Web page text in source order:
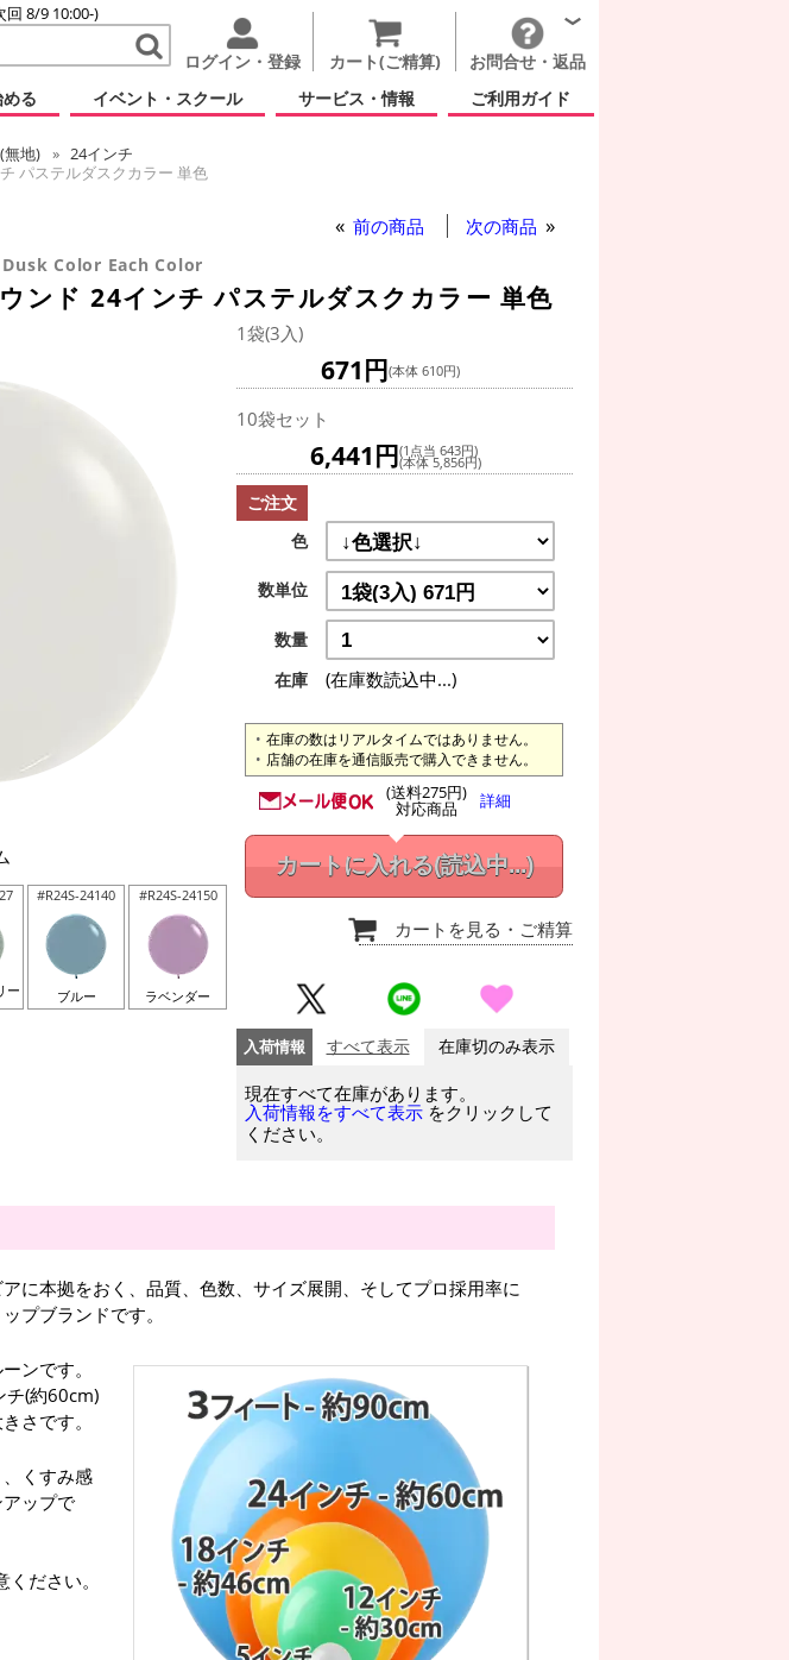
回 8/9 10:00-)
ログイン・登録 カート(ご精算)
お問合せ・返品
る イベント・スクール サービス・情報 ご利用ガイド
無地)
24インチ
パステルダスクカラー 単色
前の商品 次の商品
Color Each Color
ンド 24インチ パステルダスクカラー 単色
ー
#R24S-24140
ブルー
#R24S-24150
ラベンダー
1袋(3入)
671円(本体 610円)
10袋セット
6,441円(1点当 643円)
(本体 5,856円)
ご注文
色
数単位
数量
在庫
(在庫数読込中...)
在庫の数はリアルタイムではありません。
店舗の在庫を通信販売で購入できません。
(送料275円)
対応商品 詳細
カートに入れる(読込中...)
カートを見る ・ご精算
入荷情報 すべて表示 在庫切のみ表示
現在すべて在庫があります。
入荷情報をすべて表示 をクリックして
ください。
に本拠をおく、品質、色数、サイズ展開、そしてプロ採用率に
プブランドです。
ンです。
チ(約60cm)
さです。
くすみ感
ップで
ださい。